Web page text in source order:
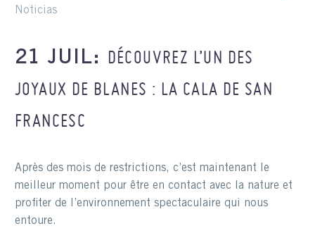
Noticias
21 JUIL: DÉCOUVREZ L’UN DES
JOYAUX DE BLANES : LA CALA DE SAN
FRANCESC
Après des mois de restrictions, c’est maintenant le
meilleur moment pour être en contact avec la nature et
profiter de l’environnement spectaculaire qui nous
entoure.